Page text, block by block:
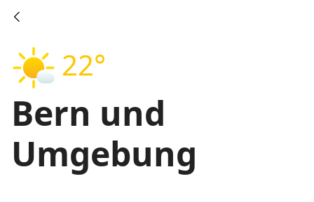
22°
Bern und
Umgebung